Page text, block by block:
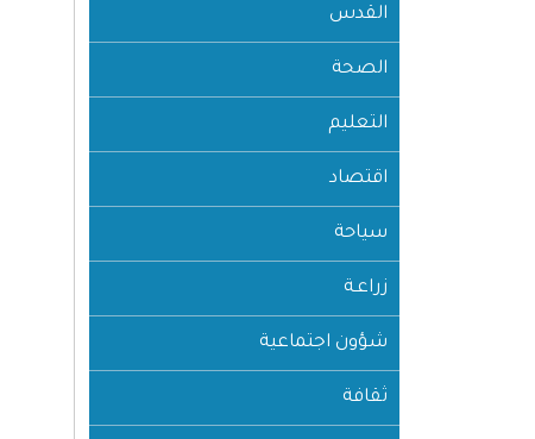
القدس
الصحة
التعليم
اقتصاد
سياحة
زراعـة
شؤون اجتماعية
ثقافة